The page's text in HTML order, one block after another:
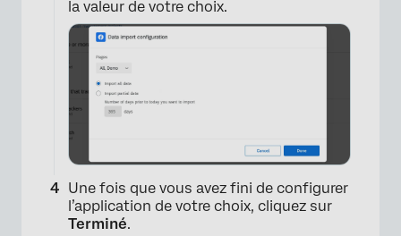
la valeur de votre choix.
Une fois que vous avez fini de configurer
l’application de votre choix, cliquez sur
Terminé.